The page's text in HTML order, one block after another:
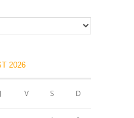
2026
J V S D